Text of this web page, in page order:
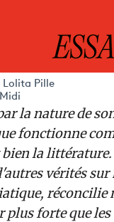
Lolita Pille
la nature de
fonctionne
bien la
vérités sur
réconcilie
forte que